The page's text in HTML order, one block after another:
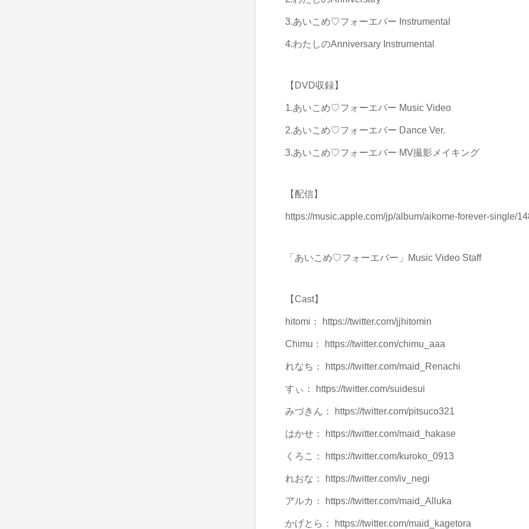
3.あいこめ♡フォーエバー Instrumental
4.わたしのAnniversary Instrumental
【DVD収録】
1.あいこめ♡フォーエバー Music Video
2.あいこめ♡フォーエバー Dance Ver.
3.あいこめ♡フォーエバー MV撮影メイキング
【配信】
https://music.apple.com/jp/album/aikome-forever-single/
「あいこめ♡フォーエバー」Music Video Staff
【Cast】
hitomi： https://twitter.com/jjhitomin
Chimu： https://twitter.com/chimu_aaa
れなち： https://twitter.com/maid_Renachi
すぃ： https://twitter.com/suidesui
みづきん： https://twitter.com/pitsuco321
はかせ： https://twitter.com/maid_hakase
くろこ： https://twitter.com/kuroko_0913
れおな： https://twitter.com/iv_negi
アルカ： https://twitter.com/maid_Alluka
かげとら： https://twitter.com/maid_kagetora